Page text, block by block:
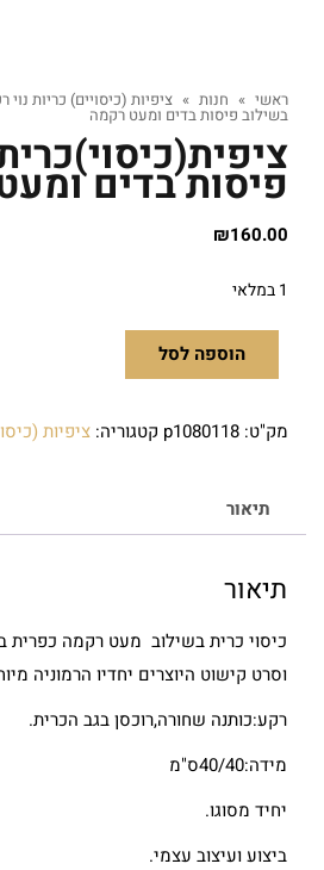
ראשי » חנות » ציפיות (כיסויים) כריות נוי
בשילוב פיסות בדים ומעט רקמה
פיסות בדים
₪160.00
1 במלאי
הוספה לסל
מק"ט: p1080118 קטגוריה: ציפיות
תיאור
תיאור
כיסוי כרית בשילוב מעט רקמה כפרית
וסרט קישוט היוצרים יחדיו הרמוניה
רקע:כותנה שחורה,רוכסן בגב הכרית.
מידה:40/40ס"מ
יחיד מסוגו.
ביצוע ועיצוב עצמי.